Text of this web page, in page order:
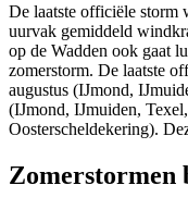
De laatste officiële storm
uurvak gemiddeld
op de Wadden ook gaat
zomerstorm. De laatste
augustus (IJmond,
(IJmond, IJmuiden,
Oosterscheldekering).
Zomerstormen